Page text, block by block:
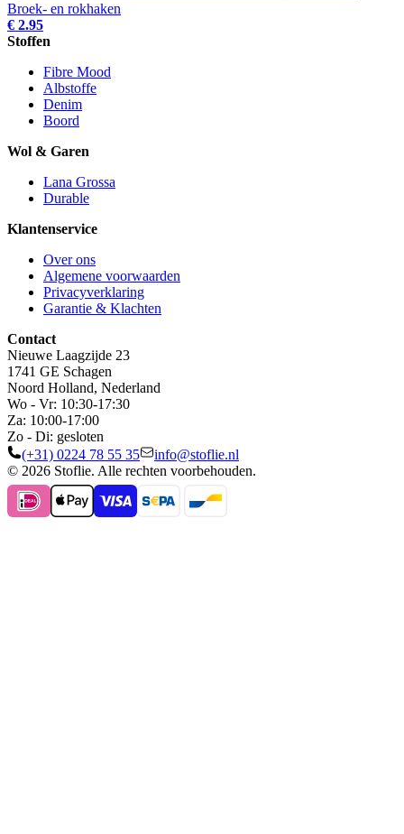
Broek- en rokhaken
€ 2.95
Stoffen
Fibre Mood
Albstoffe
Denim
Boord
Wol & Garen
Lana Grossa
Durable
Klantenservice
Over ons
Algemene voorwaarden
Privacyverklaring
Garantie & Klachten
Contact
Nieuwe Laagzijde 23
1741 GE Schagen
Noord Holland, Nederland
Wo - Vr: 10:30-17:30
Za: 10:00-17:00
Zo - Di: gesloten
(+31) 0224 78 55 35
info@stoflie.nl
© 2026 Stoflie. Alle rechten voorbehouden.